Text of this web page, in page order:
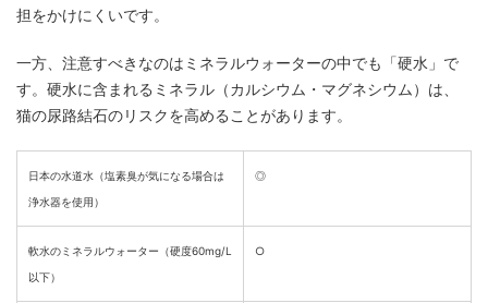
担をかけにくいです。
一方、注意すべきなのはミネラルウォーターの中でも「硬水」で
す。硬水に含まれるミネラル（カルシウム・マグネシウム）は、
猫の尿路結石のリスクを高めることがあります。
日本の水道水（塩素臭が気になる場合は
浄水器を使用）
◎
軟水のミネラルウォーター（硬度60mg/L
以下）
○